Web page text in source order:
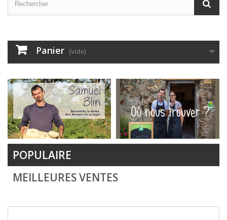
Panier (vide)
POPULAIRE
MEILLEURES VENTES